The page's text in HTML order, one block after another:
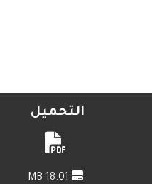
التحميل